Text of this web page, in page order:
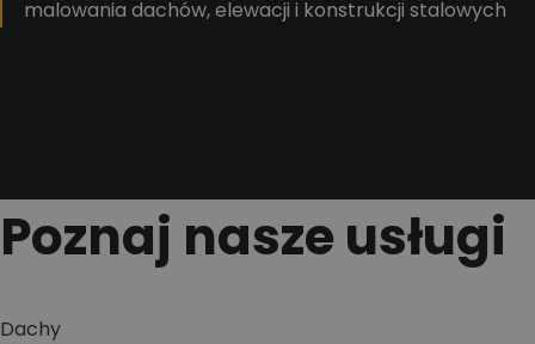
malowania dachów, elewacji i konstrukcji stalowych
Poznaj nasze usługi
Dachy